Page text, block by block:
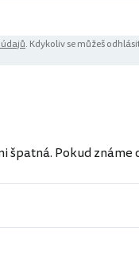
. Kdykoliv se můžeš
špatná. Pokud známe